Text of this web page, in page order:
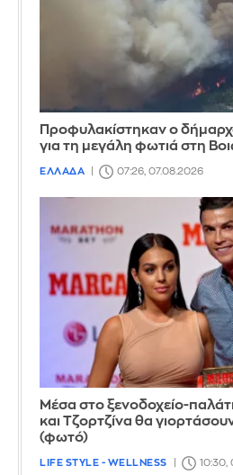
Προφυλακίστηκαν ο
για τη μεγάλη φωτιά στη
ΕΛΛΑΔΑ 07:26, 07.08.2026
Μέσα στο ξενοδοχείο-
και Τζορτζίνα θα
(φωτό)
LIFE STYLE - WELLNESS 10:30,